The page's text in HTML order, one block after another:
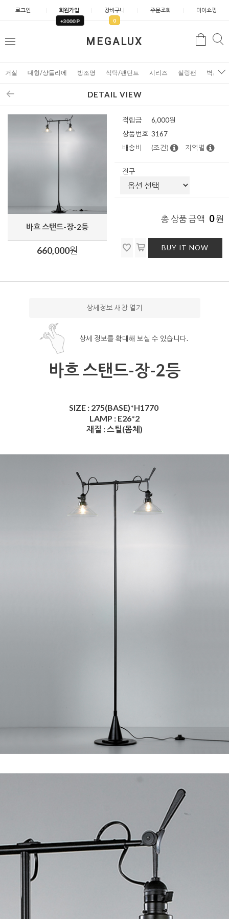
로그인 회원가입
+3000 P
장바구니
0
주문조회 마이쇼핑
MEGALUX
메
검
거실 대형/샹들리에 방조명 식탁/팬던트 시리즈 실링팬 벽조명
DETAIL VIEW
바흐 스탠드-장-2등
660,000원
적립금
6,000원
상품번호 3167
배송비
(조건) 지역별
전구
총 상품 금액 0원
BUY IT NOW
상세정보 새창 열기
상세 정보를 확대해 보실 수 있습니다.
바흐 스탠드-장-2등
SIZE : 275(BASE)*H1770
LAMP : E26*2
재질 : 스틸(몸체)